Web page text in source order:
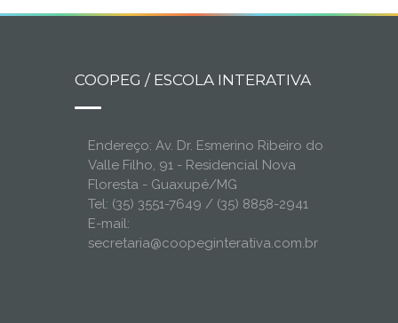
COOPEG / ESCOLA INTERATIVA
Endereço: Av. Dr. Esmerino Ribeiro do
Valle Filho, 91 - Residencial Nova
Floresta - Guaxupé/MG
Tel: (35) 3551-7649 / (35) 8858-2941
E-mail:
secretaria@coopeginterativa.com.br